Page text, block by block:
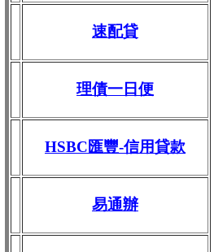
速配貸
理債一日便
HSBC匯豐-信用貸款
易通辦